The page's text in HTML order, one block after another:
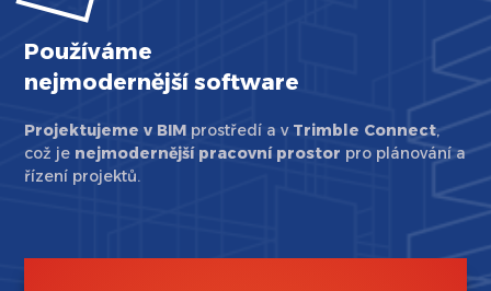
Používáme
nejmodernější software
Projektujeme v BIM prostředí a v Trimble Connect,
což je nejmodernější pracovní prostor pro plánování a
řízení projektů.